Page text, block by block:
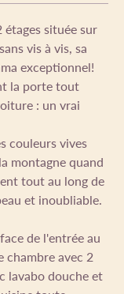
étages située sur
vis à vis, sa
exceptionnel!
la porte tout
: un vrai
couleurs vives
montagne quand
tout au long de
et inoubliable.
de l'entrée au
chambre avec 2
lavabo douche et